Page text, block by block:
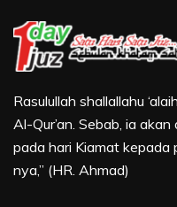
Rasulullah shallallahu
Al-Qur’an. Sebab, ia
pada hari Kiamat kepada
nya,” (HR. Ahmad)